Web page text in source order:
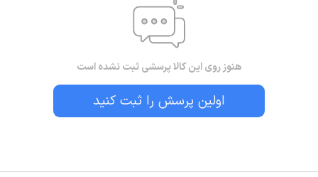
هنوز روی این کالا پرسشی ثبت نشده است
اولین پرسش را ثبت کنید